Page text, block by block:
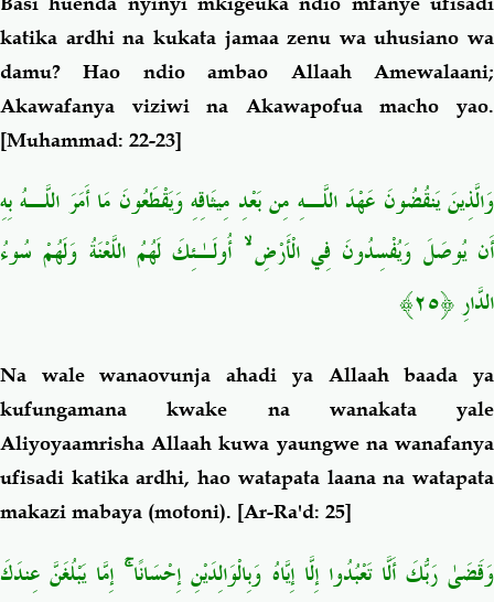
katika ardhi na kukata jamaa zenu wa uhusiano wa
damu? Hao ndio ambao Allaah Amewalaani;
Akawafanya viziwi na Akawapofua macho yao.
[Muhammad: 22-23]
وَالَّذِينَ يَنقُضُونَ عَهْدَ اللَّـهِ مِن بَعْدِ مِيثَاقِهِ وَيَقْطَعُونَ مَا أَمَرَ اللَّـهُ بِهِ
أَن يُوصَلَ وَيُفْسِدُونَ فِي الْأَرْضِۙ أُولَـٰئِكَ لَهُمُ اللَّعْنَةُ وَلَهُمْ سُوءُ
الدَّارِ﴿٢٥﴾
Na wale wanaovunja ahadi ya Allaah baada ya
kufungamana kwake na wanakata yale
Aliyoyaamrisha Allaah kuwa yaungwe na wanafanya
ufisadi katika ardhi, hao watapata laana na watapata
makazi mabaya (motoni). [Ar-Ra'd: 25]
وَقَضَىٰ رَبُّكَ أَلَّا تَعْبُدُوا إِلَّا إِيَّاهُ وَبِالْوَالِدَيْنِ إِحْسَانًاۚ إِمَّا يَبْلُغَنَّ عِندَكَ